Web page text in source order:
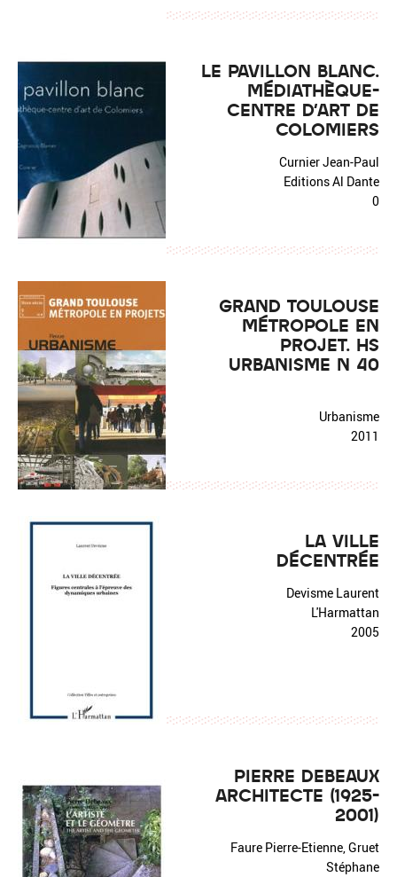
LE PAVILLON BLANC.
MÉDIATHÈQUE-
CENTRE D'ART DE
COLOMIERS
Curnier Jean-Paul
Editions Al Dante
0
GRAND TOULOUSE
MÉTROPOLE EN
PROJET. HS
URBANISME N°40
Urbanisme
2011
LA VILLE
DÉCENTRÉE
Devisme Laurent
L'Harmattan
2005
PIERRE DEBEAUX
ARCHITECTE (1925-
2001)
Faure Pierre-Etienne, Gruet
Stéphane